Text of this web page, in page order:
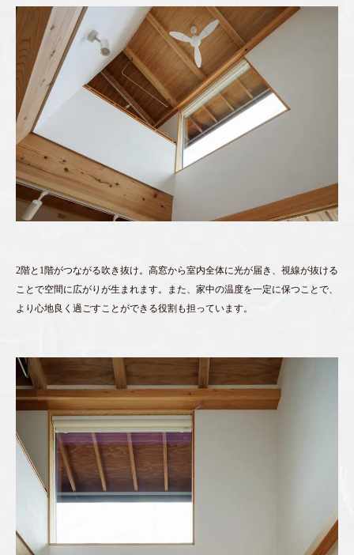
2階と1階がつながる吹き抜け。高窓から室内全体に光が届き、視線が抜ける
ことで空間に広がりが生まれます。また、家中の温度を一定に保つことで、
より心地良く過ごすことができる役割も担っています。